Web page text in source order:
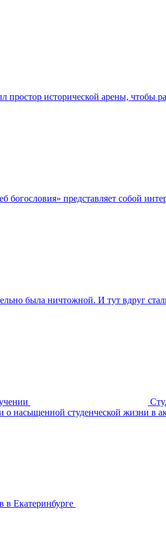
исторической арены, чтобы
представляет собой
была ничтожной. И тут вдруг
о насыщенной студенческой жизни в
в Екатеринбурге